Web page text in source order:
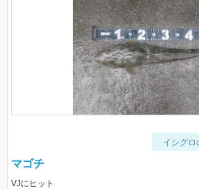
イシグロ
マゴチ
VJにヒット